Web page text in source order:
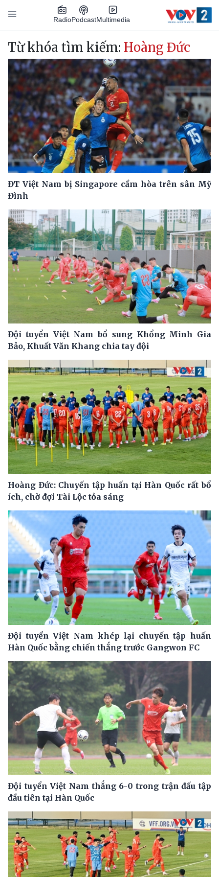
Nhảy đến nội dung
RadioPodcastMultimedia
Main navigation
Từ khóa tìm kiếm: Hoàng Đức
ĐT Việt Nam bị Singapore cầm hòa trên sân Mỹ
Đình
Đội tuyển Việt Nam bổ sung Khổng Minh Gia
Bảo, Khuất Văn Khang chia tay đội
Hoàng Đức: Chuyến tập huấn tại Hàn Quốc rất bổ
ích, chờ đợi Tài Lộc tỏa sáng
Đội tuyển Việt Nam khép lại chuyến tập huấn
Hàn Quốc bằng chiến thắng trước Gangwon FC
Đội tuyển Việt Nam thắng 6-0 trong trận đấu tập
đầu tiên tại Hàn Quốc